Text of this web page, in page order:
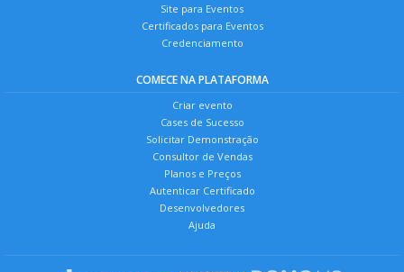
Site para Eventos
Certificados para Eventos
Credenciamento
COMECE NA PLATAFORMA
Criar evento
Cases de Sucesso
Solicitar Demonstração
Consultor de Vendas
Planos e Preços
Autenticar Certificado
Desenvolvedores
Ajuda